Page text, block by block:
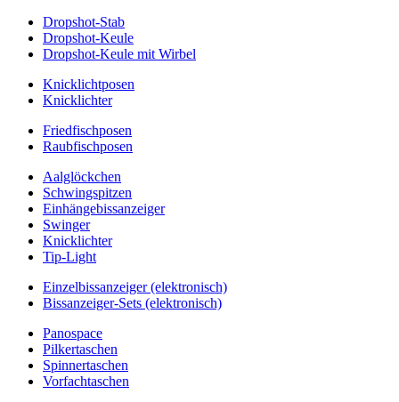
Dropshot-Stab
Dropshot-Keule
Dropshot-Keule mit Wirbel
Knicklichtposen
Knicklichter
Friedfischposen
Raubfischposen
Aalglöckchen
Schwingspitzen
Einhängebissanzeiger
Swinger
Knicklichter
Tip-Light
Einzelbissanzeiger (elektronisch)
Bissanzeiger-Sets (elektronisch)
Panospace
Pilkertaschen
Spinnertaschen
Vorfachtaschen